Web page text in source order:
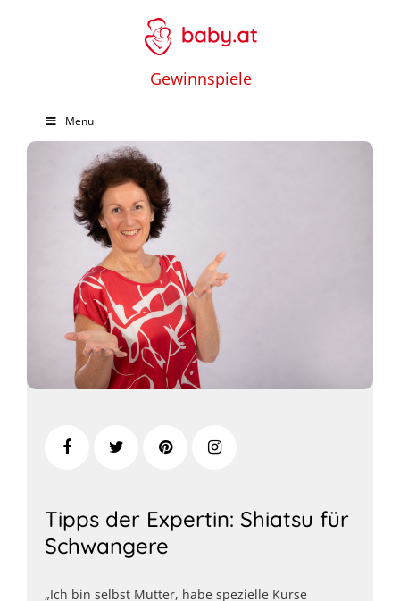
Gewinnspiele
Menu
Tipps der Expertin: Shiatsu für
Schwangere
„Ich bin selbst Mutter, habe spezielle Kurse